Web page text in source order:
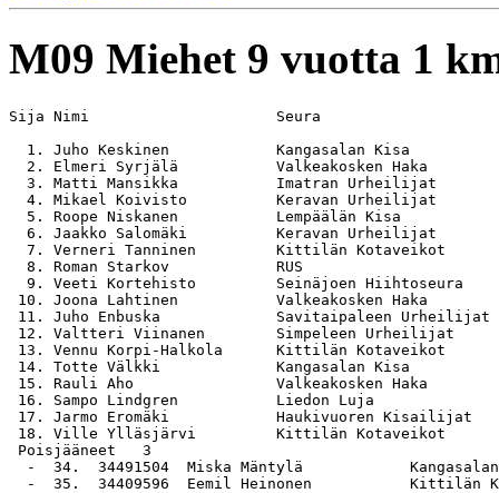
M09 Miehet 9 vuotta 1
Sija Nimi                     Seura
1. Juho Keskinen            Kangasalan Kisa
2. Elmeri Syrjälä           Valkeakosken Haka
3. Matti Mansikka           Imatran Urheilijat
4. Mikael Koivisto          Keravan Urheilijat
5. Roope Niskanen           Lempäälän Kisa
6. Jaakko Salomäki          Keravan Urheilijat
7. Verneri Tanninen         Kittilän Kotaveikot
8. Roman Starkov            RUS
9. Veeti Kortehisto         Seinäjoen Hiihtoseura
10. Joona Lahtinen           Valkeakosken Haka
11. Juho Enbuska             Savitaipaleen
12. Valtteri Viinanen        Simpeleen Urheilijat
13. Vennu Korpi-Halkola      Kittilän Kotaveikot
14. Totte Välkki             Kangasalan Kisa
15. Rauli Aho                Valkeakosken Haka
16. Sampo Lindgren           Liedon Luja
17. Jarmo Eromäki            Haukivuoren
18. Ville Ylläsjärvi         Kittilän Kotaveikot
Poisjääneet   3
-  34.  34491504  Miska Mäntylä
-  35.  34409596  Eemil Heinonen           Kittilän